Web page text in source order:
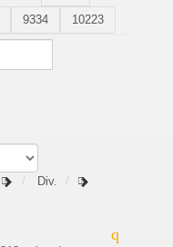
9334 10223
Div.